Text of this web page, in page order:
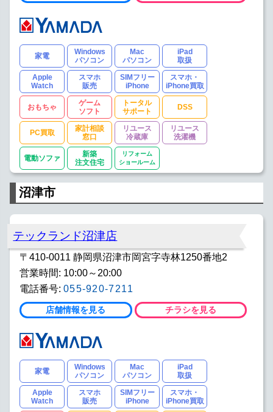
家電
Windows
パソコン
Mac
パソコン
iPad
取扱
Apple
Watch
スマホ
販売
SIMフリー
iPhone
スマホ・
iPhone買取
おもちゃ
ゲーム
ソフト
トータル
サポート
DSS
PC買取
家計相談
窓口
リユース
冷蔵庫
リユース
洗濯機
電動ソファ
新築
注文住宅
リフォーム
ショールーム
沼津市
テックランド沼津店
〒410-0011 静岡県沼津市岡宮字寺林1250番地2
営業時間: 10:00～20:00
電話番号: 055-920-7211
店舗情報を見る チラシを見る
家電
Windows
パソコン
Mac
パソコン
iPad
取扱
Apple
Watch
スマホ
販売
SIMフリー
iPhone
スマホ・
iPhone買取